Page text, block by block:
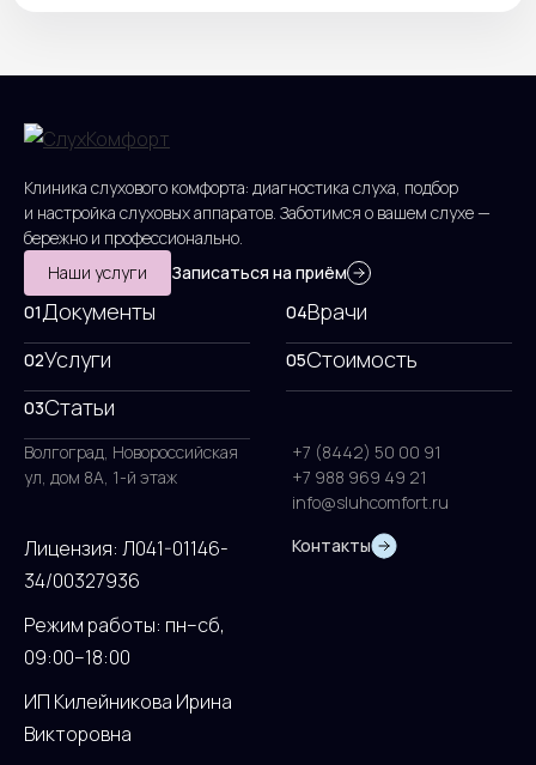
Клиника слухового комфорта: диагностика слуха, подбор
и настройка слуховых аппаратов. Заботимся о вашем слухе —
бережно и профессионально.
Наши услуги
Записаться на приём
01Документы
02Услуги
03Статьи
04Врачи
05Стоимость
Волгоград, Новороссийская
ул, дом 8А, 1-й этаж
+7 (8442) 50 00 91
+7 988 969 49 21
info@sluhcomfort.ru
Лицензия: Л041-01146-
34/00327936
Режим работы: пн–сб,
09:00–18:00
ИП Килейникова Ирина
Викторовна
Контакты